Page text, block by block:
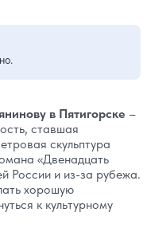
в Пятигорске –
ставшая
скульптура
«Двенадцать
России и из-за рубежа.
хорошую
к культурному